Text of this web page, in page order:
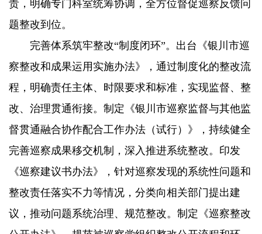
责，明确专门科室统筹协调，全方位督促巡察反馈问
题整改到位。
完善体系筑牢整改“制度闭环”。出台《银川市巡
察整改和成果运用实施办法》，通过制度化的整改流
程，明确责任主体、时限要求和标准，实现监督、整
改、治理贯通衔接。制定《银川市巡察监督与其他监
督贯通融合协作配合工作办法（试行）》，持续健全
完善巡察成果移交机制，深入推进系统整改。印发
《巡察建议书办法》，针对巡察发现的系统性问题和
整改责任落实不力等情况，分类向相关部门提出建
议，推动问题系统治理、规范整改。制定《巡察整改